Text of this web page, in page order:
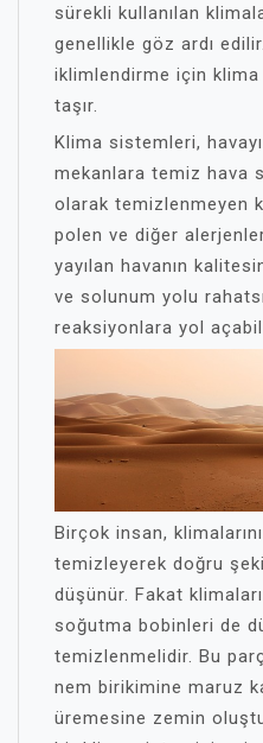
sürekli kullanılan
genellikle göz ardı
iklimlendirme için
taşır.
Klima sistemleri,
mekanlara temiz hava
olarak temizlenmeyen
polen ve diğer
yayılan havanın
ve solunum yolu
reaksiyonlara yol
Birçok insan,
temizleyerek doğru
düşünür. Fakat
soğutma bobinleri de
temizlenmelidir. Bu
nem birikimine maruz
üremesine zemin